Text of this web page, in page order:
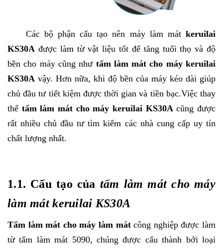
Các bộ phận cấu tạo nên máy làm mátkeruilai
KS30A được làm từ vật liệu tốt để tăng tuổi thọ và độ
bền cho máy cũng như tấm làm mát cho máy keruilai
KS30A vậy. Hơn nữa, khi độ bền của máy kéo dài giúp
chủ đầu tư tiết kiệm được thời gian và tiền bạc.Việc thay
thế tấm làm mát cho máy keruilai KS30Acũng được
rất nhiều chủ đầu tư tìm kiếm các nhà cung cấp uy tín
chất lượng nhất.
1.1. Cấu tạo của tấm làm mát cho máy
làm mátkeruilai KS30A
Tấm làm mát cho máy làm mátcông nghiệp được làm
từ tấm làm mát 5090, chúng được cấu thành bởi loại